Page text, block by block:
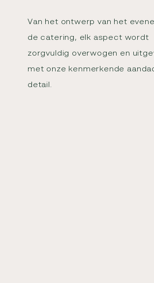
Van het ontwerp van het evene
de catering, elk aspect wordt
zorgvuldig overwogen en uitge
met onze kenmerkende aanda
detail.